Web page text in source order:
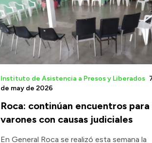
Roca: continúan encuentros para
varones con causas judiciales
Instituto de Asistencia a Presos y Liberados
de may de 2026
En General Roca se realizó esta semana la